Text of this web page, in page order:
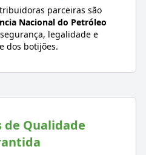
parceiras são
Nacional do Petróleo
legalidade e
dos botijões.
Qualidade